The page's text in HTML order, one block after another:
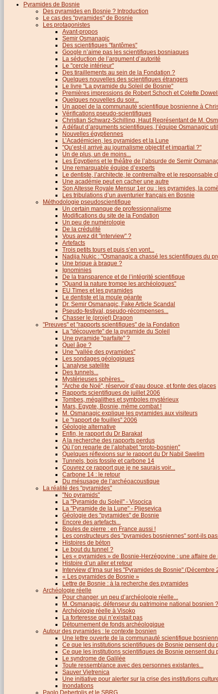
Pyramides de Bosnie
Des pyramides en Bosnie ? Introduction
Le cas des "pyramides" de Bosnie
Les protagonistes
Avant-propos
Semir Osmanagic
Des scientifiques "fantômes"
Google n’aime pas les scientifiques bosniaques
La séduction de l’argument d’autorité
Le "cercle intérieur"
Des tiraillements au sein de la Fondation ?
Quelques nouvelles des scientifiques étrangers
Le livre "La pyramide du Soleil de Bosnie"
Premières impressions de Robert Schoch et Colette
Quelques nouvelles du soir...
Un appel de la communauté scientifique bosnienne à
Vérifications pseudo-scientifiques
Christian Schwarz-Schilling, Haut Représentant de M.
A défaut d’arguments scientifiques, l’équipe Osmanagic
Nouvelles égyptiennes
L’Académicien, les pyramides et la Lune
"Qu’est-il arrivé au journalisme objectif et impartial ?"
Un de plus, un de moins...
Les Egyptiens et le théâtre de l’absurde de Semir
Une remarquable équipe d’experts
Le dentiste, l’architecte, le contremaître et le responsable
Une académie peut en cacher une autre
Son Altesse Royale Mensur 1er ou : les pyramides, la
Les tribulations d’un aventurier français en Bosnie
Méthodologie pseudoscientifique
Un certain manque de professionnalisme
Modifications du site de la Fondation
Un peu de numérologie
De la crédulité
Vous avez dit "interview" ?
Artefacts
Trois petits tours et puis s’en vont...
Nadija Nukic : "Osmanagic a chassé les scientifiques du
Une brique à braque ?
Ignominies
De la transparence et de l’intégrité scientifique
"Quand la nature trompe les archéologues"
EU Times et les pyramides
Le dentiste et la moule géante
Dr. Semir Osmanagic, Fake Article Scandal
Pseudo-festival, pseudo-récompenses...
Chasser le (projet) Dragon
"Preuves" et "rapports scientifiques" de la Fondation
La "découverte" de la pyramide du Soleil
Une pyramide "parfaite" ?
Quel âge ?
Une "vallée des pyramides"
Les sondages géologiques
L’analyse satellite
Des tunnels...
Mystérieuses sphères...
"Arche de Noé", réservoir d’eau douce, et fonte des glaces
Rapports scientifiques de juillet 2006
Tombes, mégalithes et symboles mystérieux
Mars, Egypte, Bosnie, même combat !
M. Osmanagic explique les pyramides aux visiteurs
Le "rapport de fouilles" 2006
Géologie alternative
Enfin, le rapport du Dr Barakat
A la recherche des rapports perdus
Où l’on reparle de l’alphabet "proto-bosnien"
Quelques réflexions sur le rapport du Dr Nabil Swelim
Tunnels, bois fossile et carbone 14
Couvrez ce rapport que je ne saurais voir...
Carbone 14 : le retour
Du mésusage de l’archéoacoustique
La réalité des "pyramides"
"No pyramids"
La "Pyramide du Soleil" - Visocica
La "Pyramide de la Lune" - Pljesevica
Géologie des "pyramides" de Bosnie
Encore des artefacts...
Boules de pierre : en France aussi !
Les constructeurs des "pyramides bosniennes" sont-ils
Histoires de béton
Le bout du tunnel ?
Les « pyramides » de Bosnie-Herzégovine : une affaire
Histoire d’un aller et retour
Interview d’Irna sur les "Pyramides de Bosnie" (Décembre
« Les pyramides de Bosnie »
Lettre de Bosnie : à la recherche des pyramides
Archéologie réelle
Pour changer, un peu d’archéologie réelle...
M. Osmanagic, défenseur du patrimoine national bosnien ?
Archéologie réelle à Visoko
La forteresse qui n’existait pas
Détournement de fonds archéologique
Autour des pyramides : le contexte bosnien
Une lettre ouverte de la communauté scientifique
Ce que les institutions scientifiques de Bosnie pensent du
Ce que les institutions scientifiques de Bosnie pensent du
Le syndrome de Galilée
Toute ressemblance avec des personnes existantes...
Sauver Vjetrenica
Une initiative pour alerter sur la crise des institutions
Inondations
Paolo Debertolis et le SBRG